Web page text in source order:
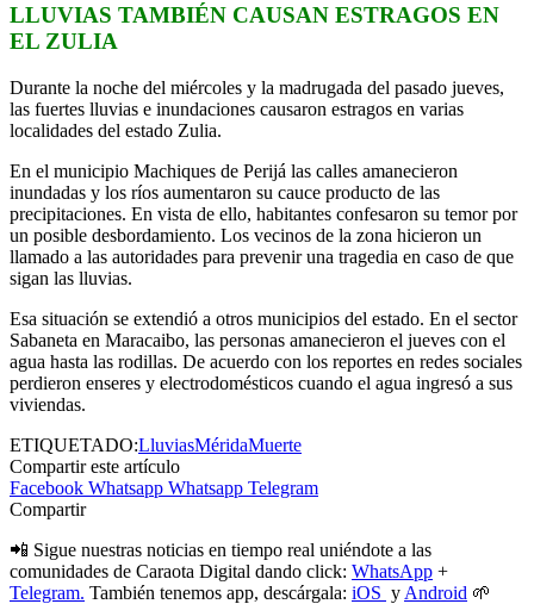
LLUVIAS TAMBIÉN CAUSAN ESTRAGOS EN
EL ZULIA
Durante la noche del miércoles y la madrugada del pasado jueves,
las fuertes lluvias e inundaciones causaron estragos en varias
localidades del estado Zulia.
En el municipio Machiques de Perijá las calles amanecieron
inundadas y los ríos aumentaron su cauce producto de las
precipitaciones. En vista de ello, habitantes confesaron su temor por
un posible desbordamiento. Los vecinos de la zona hicieron un
llamado a las autoridades para prevenir una tragedia en caso de que
sigan las lluvias.
Esa situación se extendió a otros municipios del estado. En el sector
Sabaneta en Maracaibo, las personas amanecieron el jueves con el
agua hasta las rodillas. De acuerdo con los reportes en redes sociales
perdieron enseres y electrodomésticos cuando el agua ingresó a sus
viviendas.
ETIQUETADO:LluviasMéridaMuerte
Compartir este artículo
Facebook Whatsapp Whatsapp Telegram
Compartir
📲 Sigue nuestras noticias en tiempo real uniéndote a las
comunidades de Caraota Digital dando click: WhatsApp +
Telegram. También tenemos app, descárgala: iOS y Android 🌱